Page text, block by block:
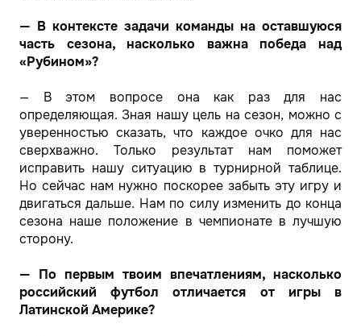
— В контексте задачи команды на оставшуюся
часть сезона, насколько важна победа над
«Рубином»?
— В этом вопросе она как раз для нас
определяющая. Зная нашу цель на сезон, можно с
уверенностью сказать, что каждое очко для нас
сверхважно. Только результат нам поможет
исправить нашу ситуацию в турнирной таблице.
Но сейчас нам нужно поскорее забыть эту игру и
двигаться дальше. Нам по силу изменить до конца
сезона наше положение в чемпионате в лучшую
сторону.
— По первым твоим впечатлениям, насколько
российский футбол отличается от игры в
Латинской Америке?